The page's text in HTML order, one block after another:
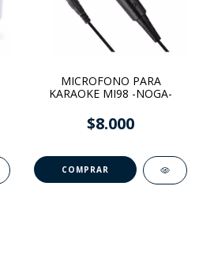
MICROFONO PARA
KARAOKE MI98 -NOGA-
$8.000